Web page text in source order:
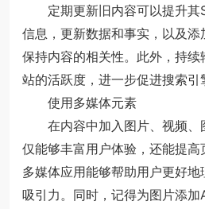
定期更新旧内容可以提升其
信息，更新数据和事实，以及
保持内容的相关性。此外，持
站的活跃度，进一步促进搜索引
使用多媒体元素
在内容中加入图片、视频、
仅能够丰富用户体验，还能提
多媒体应用能够帮助用户更好
吸引力。同时，记得为图片添加